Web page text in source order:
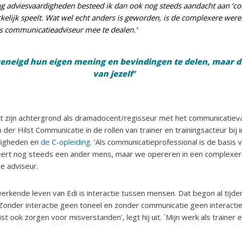
adviesvaardigheden besteed ik dan ook nog steeds aandacht aan
speelt. Wat wel echt anders is geworden, is de complexere
communicatieadviseur mee te dealen.’
hun eigen mening en bevindingen te delen, maar
van jezelf’
zijn achtergrond als dramadocent/regisseur met het
Hilst Communicatie in de rollen van trainer en trainingsacteur bij
en de C-opleiding. ‘Als communicatieprofessional is de basis
nog steeds een ander mens, maar we opereren in een
adviseur.
leven van Edi is interactie tussen mensen. Dat begon al
interactie geen toneel en zonder communicatie geen
ook zorgen voor misverstanden’, legt hij uit. ´Mijn werk als trainer